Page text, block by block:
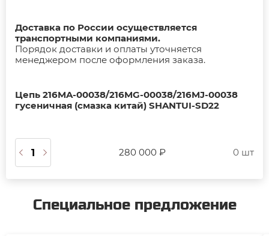
Доставка по России осуществляется
транспортными компаниями.
Порядок доставки и оплаты уточняется
менеджером после оформления заказа.
Цепь 216MA-00038/216MG-00038/216MJ-00038
гусеничная (смазка китай) SHANTUI-SD22
280 000 ₽ 0 шт
Специальное предложение